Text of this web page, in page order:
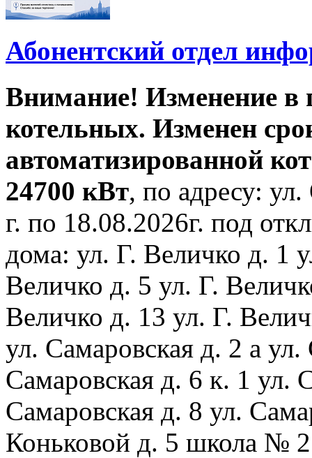
Абонентский отдел
Внимание! Изменение в
котельных. Изменен
автоматизированной
24700 кВт, по адресу:
г. по 18.08.2026г. под
дома: ул. Г. Величко д. 1
Величко д. 5 ул. Г.
Величко д. 13 ул. Г.
ул. Самаровская д. 2 а
Самаровская д. 6 к. 1 ул.
Самаровская д. 8 ул.
Коньковой д. 5 школа №